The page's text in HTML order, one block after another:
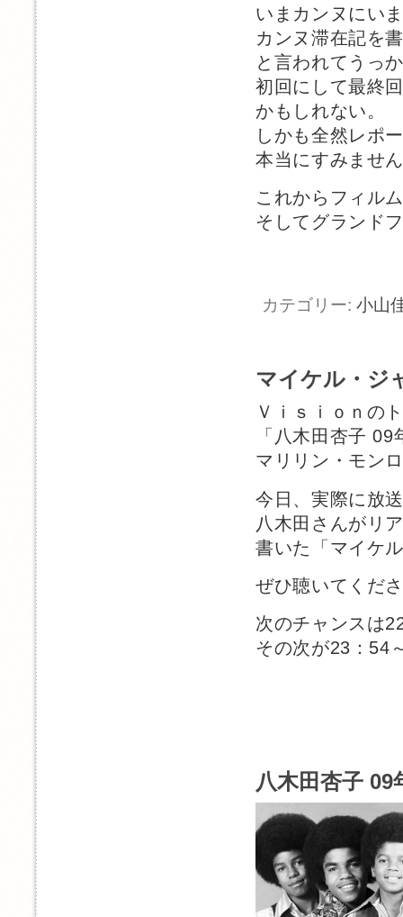
いまカンヌにい
カンヌ滞在記を
と言われてうっ
初回にして最終
かもしれない。
しかも全然レポ
本当にすみませ
これからフィル
そしてグランド
カテゴリー: 小山
マイケル・ジ
Ｖｉｓｉｏｎの
「八木田杏子
マリリン・モン
今日、実際に放
八木田さんがリ
書いた「マイケ
ぜひ聴いてくだ
次のチャンスは
その次が23：54
八木田杏子 09